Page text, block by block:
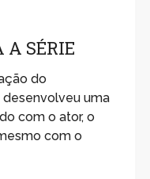
A SÉRIE
do
desenvolveu uma
com o ator, o
com o